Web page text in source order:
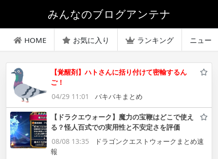
みんなのブログアンテナ
HOME お気に入り ランキング ニュー
【覚醒剤】ハトさんに括り付けて密輸するん
ご！
04/29 11:01
バキバキまとめ
【ドラクエウォーク】魔力の宝鞭はどこで使え
る？怪人百式での実用性と不安定さを評価
08/08 13:35
ドラゴンクエストウォークまとめ速
報